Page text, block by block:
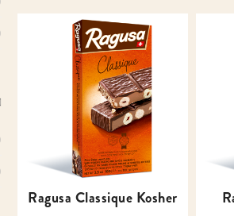
Ragusa Classique Kosher